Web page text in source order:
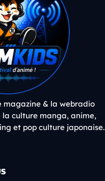
magazine & la webradio
la culture manga, anime,
et pop culture japonaise.